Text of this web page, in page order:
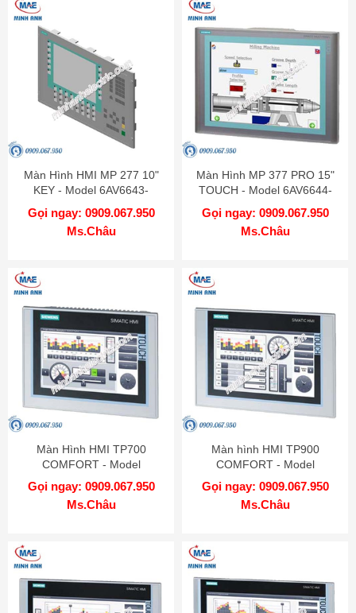
Màn Hình HMI MP 277 10"
KEY - Model 6AV6643-
0DD01-1AX2
Gọi ngay: 0909.067.950
Ms.Châu
Màn Hình MP 377 PRO 15"
TOUCH - Model 6AV6644-
2AB01-2AX0
Gọi ngay: 0909.067.950
Ms.Châu
Màn Hình HMI TP700
COMFORT - Model
6AV2124-0GC01-0AX0
Gọi ngay: 0909.067.950
Ms.Châu
Màn hình HMI TP900
COMFORT - Model
6AV2124-0JC01-0AX0
Gọi ngay: 0909.067.950
Ms.Châu